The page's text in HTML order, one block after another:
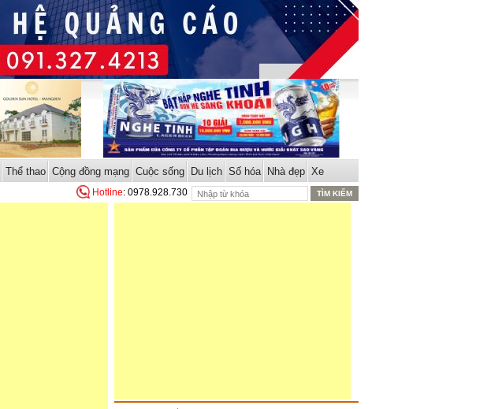
Thể thao Cộng đồng mạng Cuộc sống Du lịch Số hóa Nhà đẹp Xe
Hotline: 0978.928.730